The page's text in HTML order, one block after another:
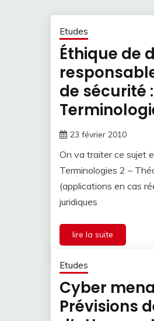
Etudes
Éthique de
de sécurité :
23 février 2010
On va traiter ce sujet
Terminologies 2 –
(applications en cas
juridiques
lire la suite
Etudes
Cyber
Prévisions